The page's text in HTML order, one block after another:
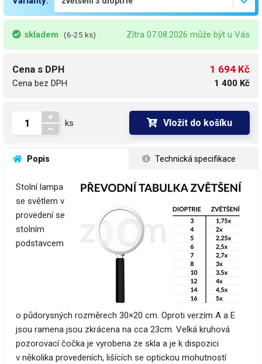
skladem (6-25 ks) Zítra 07.08.2026 může být u Vás
Cena s DPH
Cena bez DPH
1 694 Kč
1 400 Kč
ks Vložit do košíku
Popis Technická specifikace
Stolní lampa
se světlem v
provedení se
stolním
podstavcem
o půdorysných rozměrech 30×20 cm. Oproti verzím A a E
jsou ramena jsou zkrácena na cca 23cm. Velká kruhová
pozorovací čočka je vyrobena ze skla a je k dispozici
v několika provedeních, lišících se optickou mohutností